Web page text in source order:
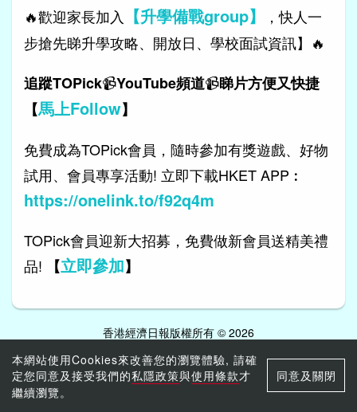
🔥歡迎家長加入 【升學備戰group】
，快人一
步搶先睇升學攻略、開放日、學校面試資訊】🔥
追蹤TOPick📹YouTube頻道📹睇片方便又快捷
【馬上Follow】
免費成為TOPick會員，隨時參加有獎遊戲、好物
試用、會員專享活動! 立即下載HKET APP︰
https://onelink.to/f92q4m
TOPick會員迎新大招募，免費做新會員送精美禮
品!
【立即參加】
香港經濟日報版權所有 © 2026
本網站使用Cookies來改善您的瀏覽體驗, 請確
定您同意及接受我們的私隱政策與使用條款才
繼續瀏覽。
同意及關閉